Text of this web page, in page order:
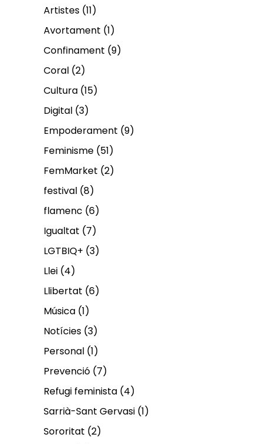
Artistes (11)
Avortament (1)
Confinament (9)
Coral (2)
Cultura (15)
Digital (3)
Empoderament (9)
Feminisme (51)
FemMarket (2)
festival (8)
flamenc (6)
Igualtat (7)
LGTBIQ+ (3)
Llei (4)
Llibertat (6)
Música (1)
Notícies (3)
Personal (1)
Prevenció (7)
Refugi feminista (4)
Sarrià-Sant Gervasi (1)
Sororitat (2)